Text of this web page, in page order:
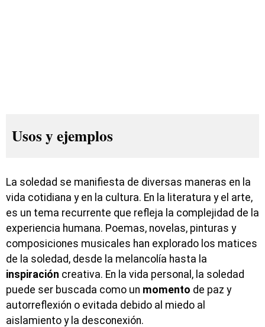
Usos y ejemplos
La soledad se manifiesta de diversas maneras en la
vida cotidiana y en la cultura. En la literatura y el arte,
es un tema recurrente que refleja la complejidad de la
experiencia humana. Poemas, novelas, pinturas y
composiciones musicales han explorado los matices
de la soledad, desde la melancolía hasta la
inspiración creativa. En la vida personal, la soledad
puede ser buscada como un momento de paz y
autorreflexión o evitada debido al miedo al
aislamiento y la desconexión.